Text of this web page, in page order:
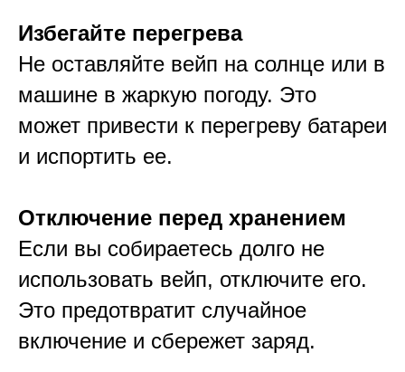
Избегайте перегрева
Не оставляйте вейп на солнце или в
машине в жаркую погоду. Это
может привести к перегреву батареи
и испортить ее.
Отключение перед хранением
Если вы собираетесь долго не
использовать вейп, отключите его.
Это предотвратит случайное
включение и сбережет заряд.